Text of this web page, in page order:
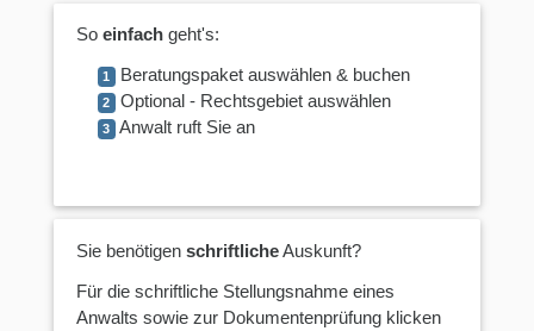
So einfachgeht's:
1 Beratungspaket auswählen & buchen
2 Optional - Rechtsgebiet auswählen
3 Anwalt ruft Sie an
Sie benötigen schriftlicheAuskunft?
Für die schriftliche Stellungsnahme eines
Anwalts sowie zur Dokumentenprüfung klicken